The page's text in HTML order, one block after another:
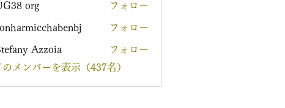
org フォロー
フォロー
Azzoia
フォロー
メンバーを表示（437名）